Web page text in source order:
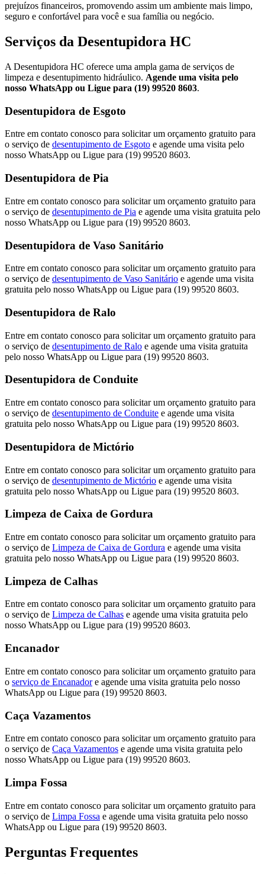
prejuízos financeiros, promovendo assim um ambiente mais limpo,
seguro e confortável para você e sua família ou negócio.
Serviços da Desentupidora HC
A Desentupidora HC oferece uma ampla gama de serviços de
limpeza e desentupimento hidráulico. Agende uma visita pelo
nosso WhatsApp ou Ligue para (19) 99520 8603.
Desentupidora de Esgoto
Entre em contato conosco para solicitar um orçamento gratuito para
o serviço de desentupimento de Esgoto e agende uma visita pelo
nosso WhatsApp ou Ligue para (19) 99520 8603.
Desentupidora de Pia
Entre em contato conosco para solicitar um orçamento gratuito para
o serviço de desentupimento de Pia e agende uma visita gratuita pelo
nosso WhatsApp ou Ligue para (19) 99520 8603.
Desentupidora de Vaso Sanitário
Entre em contato conosco para solicitar um orçamento gratuito para
o serviço de desentupimento de Vaso Sanitário e agende uma visita
gratuita pelo nosso WhatsApp ou Ligue para (19) 99520 8603.
Desentupidora de Ralo
Entre em contato conosco para solicitar um orçamento gratuito para
o serviço de desentupimento de Ralo e agende uma visita gratuita
pelo nosso WhatsApp ou Ligue para (19) 99520 8603.
Desentupidora de Conduite
Entre em contato conosco para solicitar um orçamento gratuito para
o serviço de desentupimento de Conduite e agende uma visita
gratuita pelo nosso WhatsApp ou Ligue para (19) 99520 8603.
Desentupidora de Mictório
Entre em contato conosco para solicitar um orçamento gratuito para
o serviço de desentupimento de Mictório e agende uma visita
gratuita pelo nosso WhatsApp ou Ligue para (19) 99520 8603.
Limpeza de Caixa de Gordura
Entre em contato conosco para solicitar um orçamento gratuito para
o serviço de Limpeza de Caixa de Gordura e agende uma visita
gratuita pelo nosso WhatsApp ou Ligue para (19) 99520 8603.
Limpeza de Calhas
Entre em contato conosco para solicitar um orçamento gratuito para
o serviço de Limpeza de Calhas e agende uma visita gratuita pelo
nosso WhatsApp ou Ligue para (19) 99520 8603.
Encanador
Entre em contato conosco para solicitar um orçamento gratuito para
o serviço de Encanadore agende uma visita gratuita pelo nosso
WhatsApp ou Ligue para (19) 99520 8603.
Caça Vazamentos
Entre em contato conosco para solicitar um orçamento gratuito para
o serviço de Caça Vazamentos e agende uma visita gratuita pelo
nosso WhatsApp ou Ligue para (19) 99520 8603.
Limpa Fossa
Entre em contato conosco para solicitar um orçamento gratuito para
o serviço de Limpa Fossa e agende uma visita gratuita pelo nosso
WhatsApp ou Ligue para (19) 99520 8603.
Perguntas Frequentes